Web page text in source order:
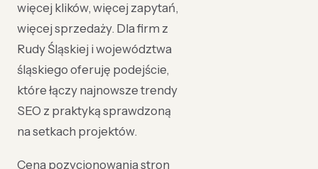
więcej klików, więcej zapytań,
więcej sprzedaży. Dla firm z
Rudy Śląskiej i województwa
śląskiego oferuję podejście,
które łączy najnowsze trendy
SEO z praktyką sprawdzoną
na setkach projektów.
Cena pozycjonowania stron